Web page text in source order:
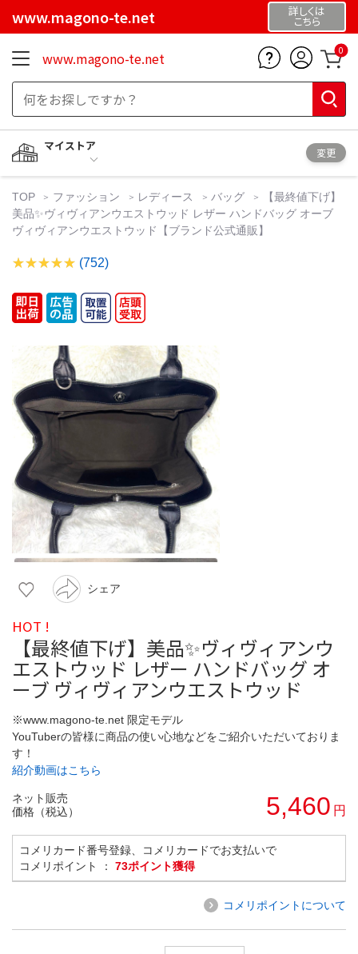
www.magono-te.net 詳しくは
こちら
www.magono-te.net 0
マイストア
変更
TOP ファッション レディース バッグ
【最終値下げ】
美品✨ヴィヴィアンウエストウッド レザー ハンドバッグ オーブ
ヴィヴィアンウエストウッド【ブランド公式通販】
(752)
シェア
HOT !
【最終値下げ】美品✨ヴィヴィアンウ
エストウッド レザー ハンドバッグ オ
ーブ ヴィヴィアンウエストウッド
※www.magono-te.net 限定モデル
YouTuberの皆様に商品の使い心地などをご紹介いただいておりま
す！
紹介動画はこちら
ネット販売
価格（税込）
5,460 円
コメリカード番号登録、コメリカードでお支払いで
コメリポイント ： 73ポイント獲得
コメリポイントについて